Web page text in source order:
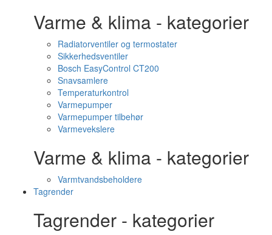
Varme & klima - kategorier
Radiatorventiler og termostater
Sikkerhedsventiler
Bosch EasyControl CT200
Snavsamlere
Temperaturkontrol
Varmepumper
Varmepumper tilbehør
Varmevekslere
Varme & klima - kategorier
Varmtvandsbeholdere
Tagrender
Tagrender - kategorier